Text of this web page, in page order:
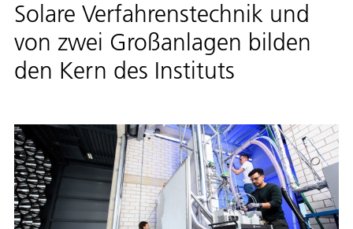
Solare Verfahrenstechnik und
von zwei Großanlagen bilden
den Kern des Instituts